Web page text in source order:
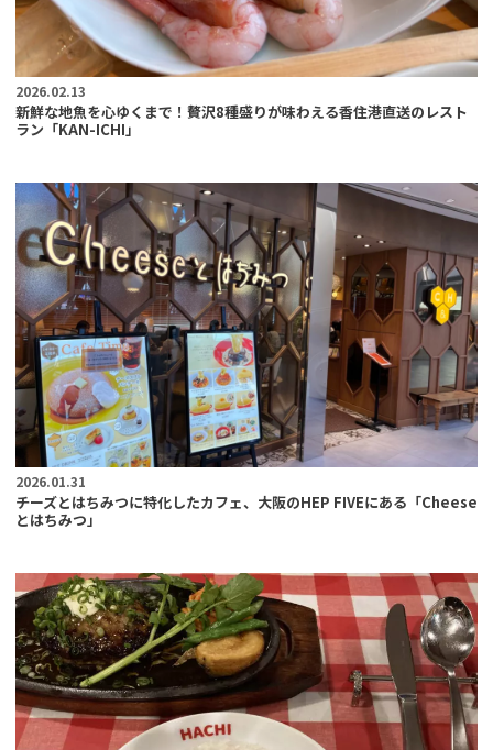
2026.02.13
新鮮な地魚を心ゆくまで！贅沢8種盛りが味わえる香住港直送のレスト
ラン「KAN-ICHI」
2026.01.31
チーズとはちみつに特化したカフェ、大阪のHEP FIVEにある「Cheese
とはちみつ」